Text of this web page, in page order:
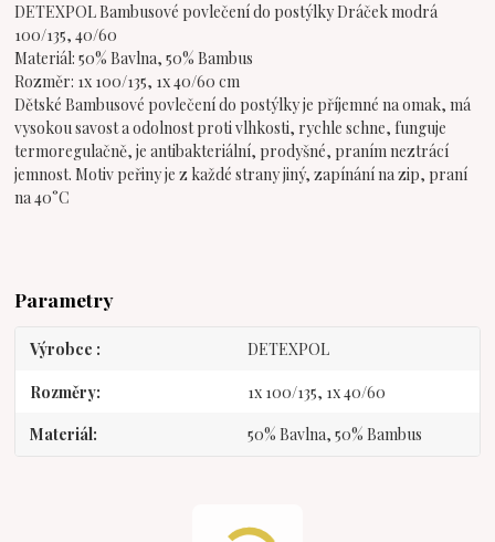
DETEXPOL Bambusové povlečení do postýlky Dráček modrá
100/135, 40/60
Materiál: 50% Bavlna, 50% Bambus
Rozměr: 1x 100/135, 1x 40/60 cm
Dětské Bambusové povlečení do postýlky je příjemné na omak, má
vysokou savost a odolnost proti vlhkosti, rychle schne, funguje
termoregulačně, je antibakteriální, prodyšné, praním neztrácí
jemnost. Motiv peřiny je z každé strany jiný, zapínání na zip, praní
na 40°C
Parametry
Výrobce DETEXPOL
Rozměry 1x 100/135, 1x 40/60
Materiál 50% Bavlna, 50% Bambus